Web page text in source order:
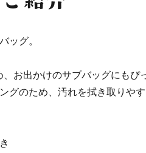
ッグ。
お出かけのサブバッグにもぴ
グのため、汚れを拭き取りや